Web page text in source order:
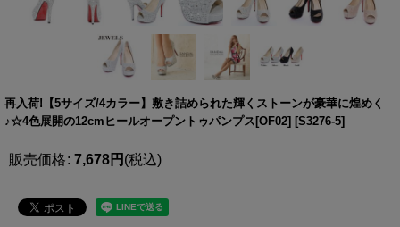
再入荷!【5サイズ/4カラー】敷き詰められた輝くストーンが豪華に煌めく
♪☆4色展開の12cmヒールオープントゥパンプス[OF02] [S3276-5]
販売価格: 7,678円 (税込)